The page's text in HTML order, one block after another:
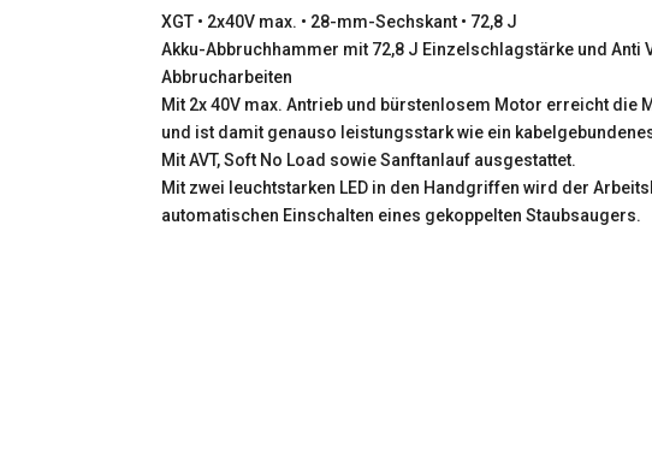
XGT • 2x40V max. • 28-mm-Sechskant • 72,8 J
Akku-Abbruchhammer mit 72,8 J Einzelschlagstärke und
Abbrucharbeiten
Mit 2x 40V max. Antrieb und bürstenlosem Motor erreicht die
und ist damit genauso leistungsstark wie ein
Mit AVT, Soft No Load sowie Sanftanlauf ausgestattet.
Mit zwei leuchtstarken LED in den Handgriffen wird der
automatischen Einschalten eines gekoppelten Staubsaugers.